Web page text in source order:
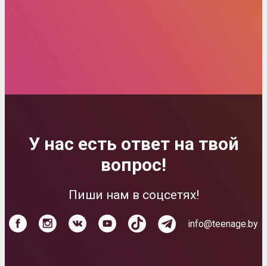
У нас есть ответ на твой
вопрос!
Пиши нам в соцсетях!
info@teenage.by